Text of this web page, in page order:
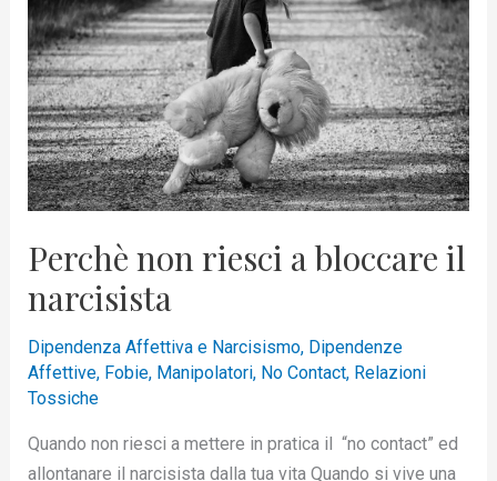
Perchè non riesci a bloccare il
narcisista
Dipendenza Affettiva e Narcisismo, Dipendenze
Affettive, Fobie, Manipolatori, No Contact, Relazioni
Tossiche
Quando non riesci a mettere in pratica il “no contact” ed
allontanare il narcisista dalla tua vita Quando si vive una
a
bloccare
il
narcisista